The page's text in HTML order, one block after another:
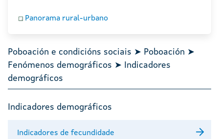
Panorama rural-urbano
Poboación e condicións sociais ➤ Poboación ➤
Fenómenos demográficos ➤ Indicadores
demográficos
Indicadores demográficos
Indicadores de fecundidade